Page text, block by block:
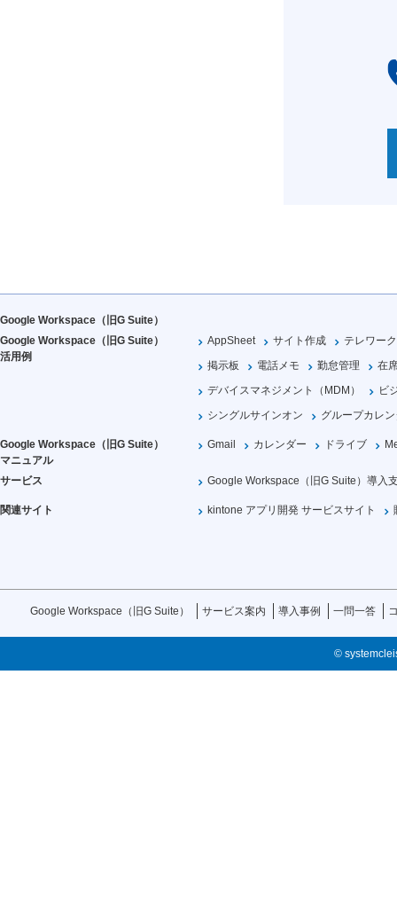
Google Workspace（旧G Suite）
Google Workspace（旧G Suite）
活用例
AppSheet サイト作成
テレワーク
掲示板
電話メモ 勤怠管理
在
デバイスマネジメント（MDM）
ビ
シングルサインオン
グループカレ
Google Workspace（旧G Suite）
マニュアル
Gmail カレンダー ドライブ
サービス Google Workspace（旧G Suite）導入
関連サイト kintone アプリ開発 サービスサイト
Google Workspace（旧G Suite） サービス案内 導入事例 一問一答
©